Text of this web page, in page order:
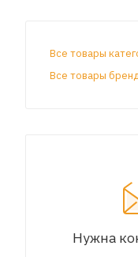
Все товары
Все товары
Нужна